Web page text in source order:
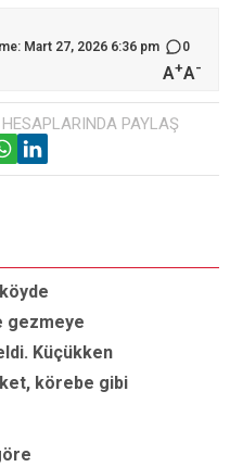
Mart 27, 2026 6:36 pm
0
A+A-
PAYLAŞ
gezmeye
Küçükken
körebe gibi